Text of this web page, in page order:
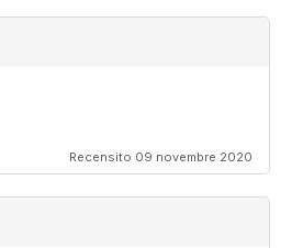
Recensito 09 novembre 2020